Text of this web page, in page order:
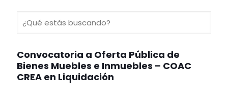
Convocatoria a Oferta Pública de
Bienes Muebles e Inmuebles – COAC
CREA en Liquidación